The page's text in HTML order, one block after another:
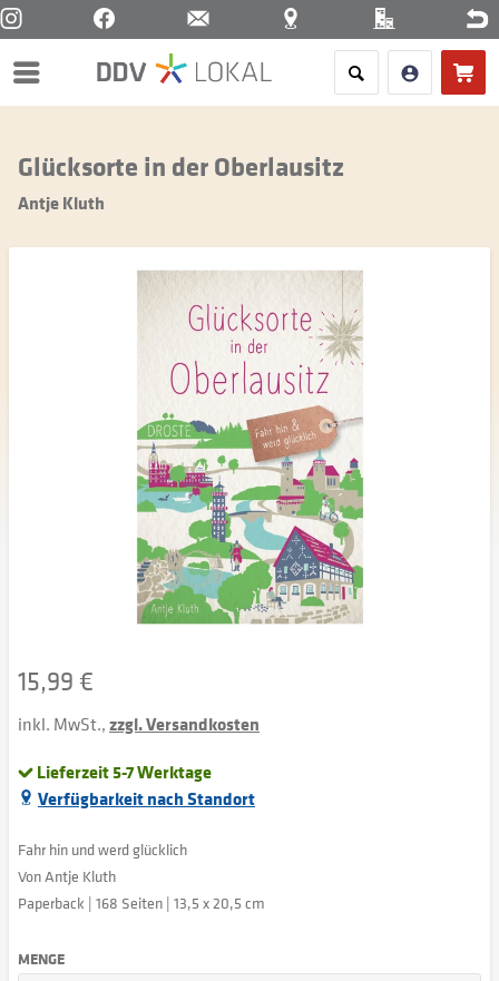
Menü
Glücksorte in der Oberlausitz
Antje Kluth
15,99 €
inkl. MwSt.,zzgl. Versandkosten
Lieferzeit 5-7 Werktage
Verfügbarkeit nach Standort
Fahr hin und werd glücklich
Von Antje Kluth
Paperback | 168 Seiten | 13,5 x 20,5 cm
MENGE